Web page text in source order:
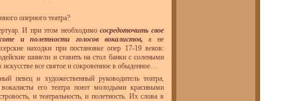
оперного театра?
И при этом необходимососредоточить свое
и полетности голосов вокалистов, а не
находки при постановке опер 17-19 веков:
шинели и ставить на стол банки с солеными
все святое и сокровенное в обыденное…
певец и художественный руководитель театра,
его театра поют молодыми красивыми
и театральность, и полетность. Их слова в